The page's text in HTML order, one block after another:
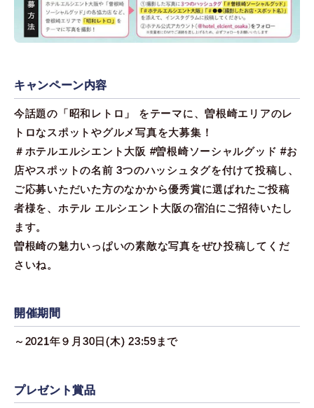
キャンペーン内容
今話題の「昭和レトロ」 をテーマに、曽根崎エリアのレ
トロなスポットやグルメ写真を大募集！
＃ホテルエルシエント大阪 #曽根崎ソーシャルグッド #お
店やスポットの名前 3つのハッシュタグを付けて投稿し、
ご応募いただいた方のなかから優秀賞に選ばれたご投稿
者様を、ホテル エルシエント大阪の宿泊にご招待いたし
ます。
曽根崎の魅力いっぱいの素敵な写真をぜひ投稿してくだ
さいね。
開催期間
～2021年９月30日(木) 23:59まで
プレゼント賞品